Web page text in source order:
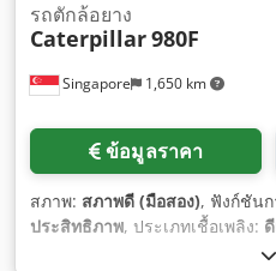
Singapore 1,650 km
รถตักล้อยาง
Caterpillar980F
ข้อมูลราคา
สภาพ: สภาพดี (มือสอง), ฟังก์ชัน
ประสิทธิภาพ, ประเภทเชื้อเพลิง:
1,